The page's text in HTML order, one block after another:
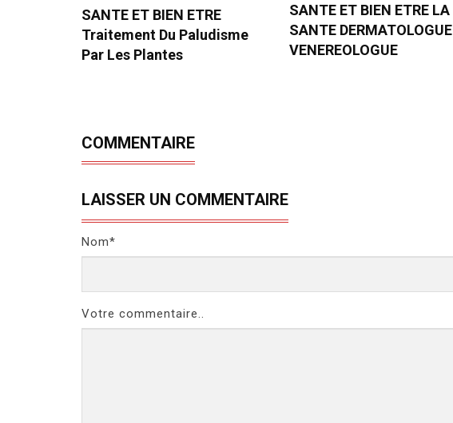
SANTE ET BIEN ETRE
Traitement Du Paludisme
Par Les Plantes
SANTE ET BIEN ETRE LA
SANTE DERMATOLOGUE
VENEREOLOGUE
COMMENTAIRE
LAISSER UN COMMENTAIRE
Nom*
Votre commentaire..